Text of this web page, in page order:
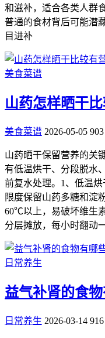
和滋补，适合各类人群
普通的食材背后可能潜
目进补
美食菜谱
山药怎样晒干
美食菜谱 2026-05-05 903
山药晒干保留营养的关
有低温烘干、分段脱水
前复水处理。1、低温
限度保留山药多糖和淀
60℃以上，易破坏维生
分层摊放，每小时翻动
日常养生
益气补肾的食
日常养生 2026-03-14 916